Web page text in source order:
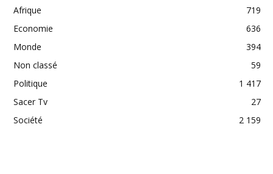
Afrique
719
Economie
636
Monde
394
Non classé
59
Politique
1 417
Sacer Tv
27
Société
2 159